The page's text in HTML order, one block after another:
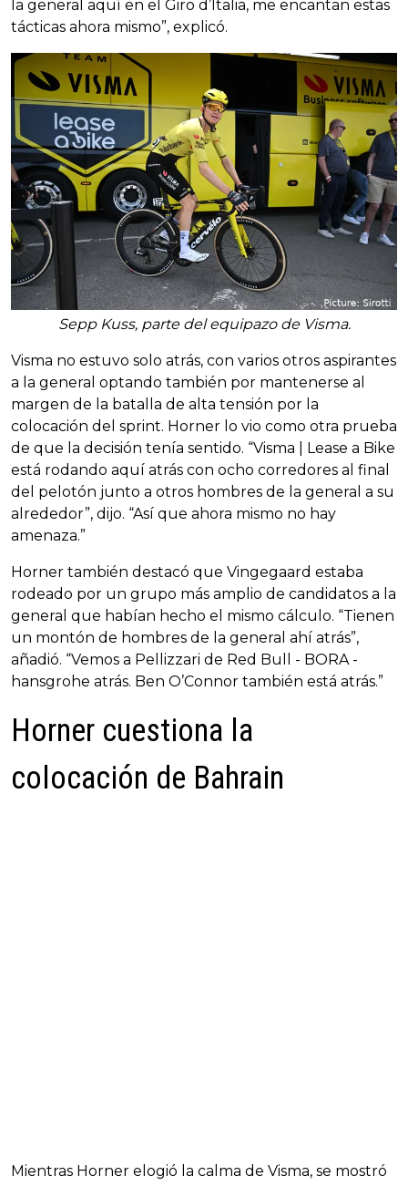
la general aquí en el Giro d’Italia, me encantan estas
tácticas ahora mismo”, explicó.
Sepp Kuss, parte del equipazo de Visma.
Visma no estuvo solo atrás, con varios otros aspirantes
a la general optando también por mantenerse al
margen de la batalla de alta tensión por la
colocación del sprint. Horner lo vio como otra prueba
de que la decisión tenía sentido. “Visma | Lease a Bike
está rodando aquí atrás con ocho corredores al final
del pelotón junto a otros hombres de la general a su
alrededor”, dijo. “Así que ahora mismo no hay
amenaza.”
Horner también destacó que Vingegaard estaba
rodeado por un grupo más amplio de candidatos a la
general que habían hecho el mismo cálculo. “Tienen
un montón de hombres de la general ahí atrás”,
añadió. “Vemos a Pellizzari de Red Bull - BORA -
hansgrohe atrás. Ben O’Connor también está atrás.”
Horner cuestiona la
colocación de Bahrain
Mientras Horner elogió la calma de Visma, se mostró